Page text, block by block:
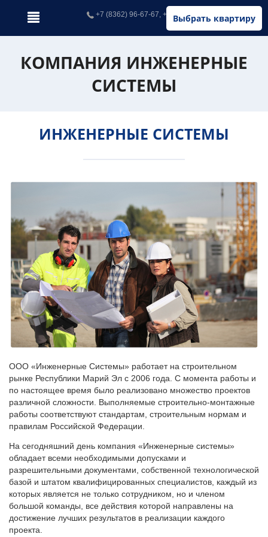
Выбрать квартиру
+7 (8362) 96-67-67, +7 (902) 326-67-67
КОМПАНИЯ ИНЖЕНЕРНЫЕ
СИСТЕМЫ
ИНЖЕНЕРНЫЕ СИСТЕМЫ
ООО «Инженерные Системы» работает на строительном
рынке Республики Марий Эл с 2006 года. С момента работы и
по настоящее время было реализовано множество проектов
различной сложности. Выполняемые строительно-монтажные
работы соответствуют стандартам, строительным нормам и
правилам Российской Федерации.
На сегодняшний день компания «Инженерные системы»
обладает всеми необходимыми допусками и
разрешительными документами, собственной технологической
базой и штатом квалифицированных специалистов, каждый из
которых является не только сотрудником, но и членом
большой команды, все действия которой направлены на
достижение лучших результатов в реализации каждого
проекта.